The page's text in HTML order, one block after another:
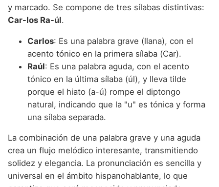
y marcado. Se compone de tres sílabas distintivas:
Car-los Ra-úl.
Carlos: Es una palabra grave (llana), con el
acento tónico en la primera sílaba (Car).
Raúl: Es una palabra aguda, con el acento
tónico en la última sílaba (úl), y lleva tilde
porque el hiato (a-ú) rompe el diptongo
natural, indicando que la "u" es tónica y forma
una sílaba separada.
La combinación de una palabra grave y una aguda
crea un flujo melódico interesante, transmitiendo
solidez y elegancia. La pronunciación es sencilla y
universal en el ámbito hispanohablante, lo que